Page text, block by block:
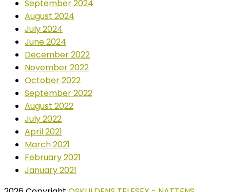
September 2024
August 2024
July 2024
June 2024
December 2022
November 2022
October 2022
September 2022
August 2022
July 2022
April 2021
March 2021
February 2021
January 2021